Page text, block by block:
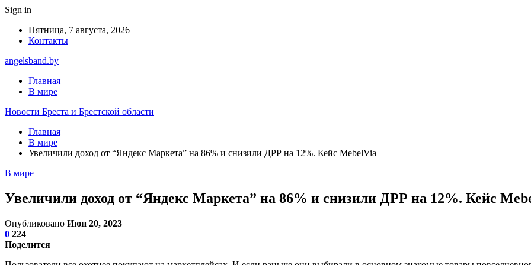
Sign in
Пятница, 7 августа, 2026
Контакты
angelsband.by
Главная
В мире
Новости Бреста и Брестской области
Главная
В мире
Увеличили доход от “Яндекс Маркета” на 86% и снизили ДРР на 12%. Кейс MebelVia
В мире
Увеличили доход от “Яндекс Маркета” на 86% и снизили ДРР на 12%. Кейс
Опубликовано Июн 20, 2023
0 224
Поделится